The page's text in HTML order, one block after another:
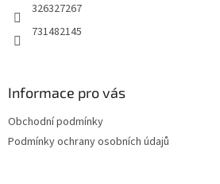
326327267
731482145
Informace pro vás
Obchodní podmínky
Podmínky ochrany osobních údajů